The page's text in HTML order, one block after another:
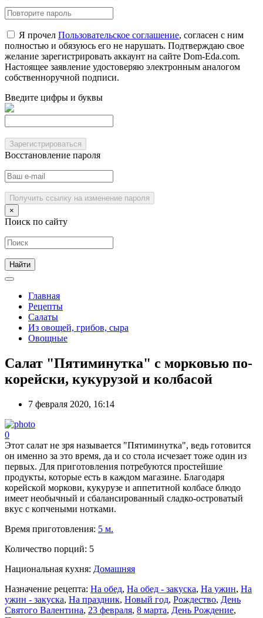
Я прочел Пользовательское соглашение, согласен с ним
полностью и обязуюсь его не нарушать. Подтверждаю свое
желание зарегистрировать аккаунт на сайте Dom-Eda.com.
Настоящее заявление удостоверяю электронным аналогом
собственноручной подписи.
Введите цифры и буквы
Зарегистрироваться
Восстановление пароля
Получить ссылку на изменение пароля
×
Поиск по сайту
Главная
Рецепты
Салаты
Из овощей, грибов, сыра
Овощные
Салат "Пятиминутка" с морковью по-
корейски, кукурузой и колбасой
7 февраля 2020, 16:14
0
Этот салат не зря называется "Пятиминутка", ведь готовится
он именно за это время, да и со стола исчезает тоже один из
первых. Для приготовления потребуются простейшие
продукты, которые есть в каждом магазине. Благодаря
корейской моркови, кукурузе и аппетитной колбасе блюдо
имеет необычный и сбалансированный сладко-островатый
вкус с копчеными нотками.
Время приготовления: 5 м.
Количество порций: 5
Национальная кухня: Домашняя
Назначение рецепта: На обед, На обед - закуска, На ужин, На
ужин - закуска, На праздник, Новый год, Рождество, День
Святого Валентина, 23 февраля, 8 марта, День Рождение,